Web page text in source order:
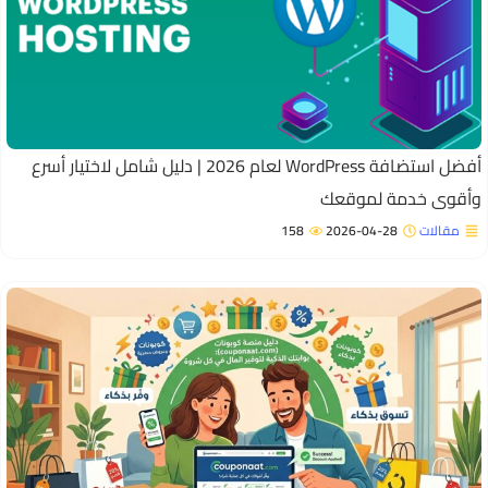
أفضل استضافة WordPress لعام 2026 | دليل شامل لاختيار أسرع
خدمة لموقعك
2026-04-28
158